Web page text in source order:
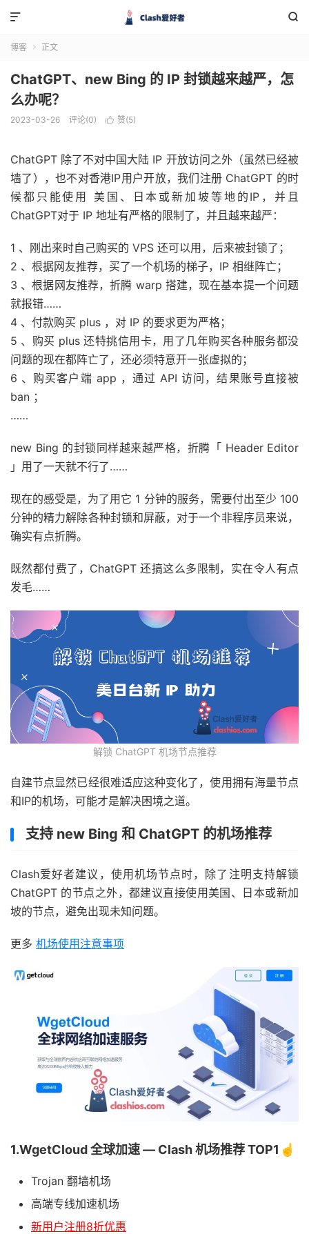


博客  正文
ChatGPT、new Bing 的 IP 封锁越来越严，怎
么办呢？
2023-03-26 评论(0)  赞(5)
ChatGPT 除了不对中国大陆 IP 开放访问之外（虽然已经被
墙了），也不对香港IP用户开放，我们注册 ChatGPT 的时
候都只能使用 美国、日本或新加坡等地的IP，并且
ChatGPT对于 IP 地址有严格的限制了，并且越来越严：
1 、刚出来时自己购买的 VPS 还可以用，后来被封锁了；
2 、根据网友推荐，买了一个机场的梯子，IP 相继阵亡；
3 、根据网友推荐，折腾 warp 搭建，现在基本提一个问题
就报错……
4 、付款购买 plus ，对 IP 的要求更为严格；
5 、购买 plus 还特挑信用卡，用了几年购买各种服务都没
问题的现在都阵亡了，还必须特意开一张虚拟的；
6 、购买客户端 app ，通过 API 访问，结果账号直接被
ban ；
……
new Bing 的封锁同样越来越严格，折腾「 Header Editor
」用了一天就不行了……
现在的感受是，为了用它 1 分钟的服务，需要付出至少 100
分钟的精力解除各种封锁和屏蔽，对于一个非程序员来说，
确实有点折腾。
既然都付费了，ChatGPT 还搞这么多限制，实在令人有点
发毛……
解锁 ChatGPT 机场节点推荐
自建节点显然已经很难适应这种变化了，使用拥有海量节点
和IP的机场，可能才是解决困境之道。
支持 new Bing 和 ChatGPT 的机场推荐
Clash爱好者建议，使用机场节点时，除了注明支持解锁
ChatGPT 的节点之外，都建议直接使用美国、日本或新加
坡的节点，避免出现未知问题。
更多 机场使用注意事项
1.WgetCloud 全球加速 — Clash 机场推荐 TOP1☝️
Trojan 翻墙机场
高端专线加速机场
新用户注册8折优惠